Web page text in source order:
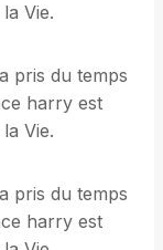
Vie.
pris du temps
harry est
Vie.
pris du temps
harry est